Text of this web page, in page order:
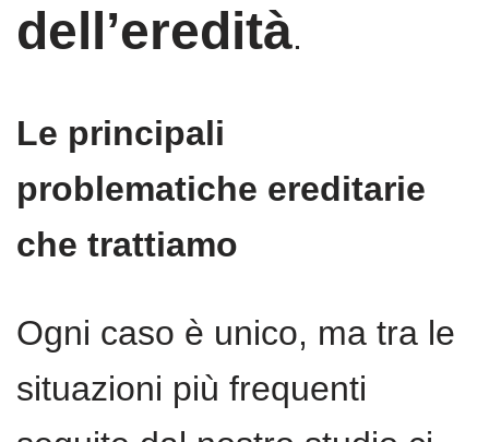
dell’eredità.
Le principali
problematiche ereditarie
che trattiamo
Ogni caso è unico, ma tra le
situazioni più frequenti